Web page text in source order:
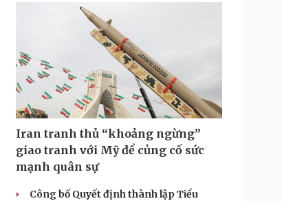
Iran tranh thủ “khoảng ngừng”
giao tranh với Mỹ để củng cố sức
mạnh quân sự
Công bố Quyết định thành lập Tiểu